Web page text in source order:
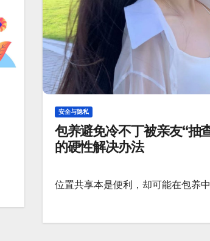
安全与隐私
包养避免冷不丁被亲友“抽
的硬性解决办法
位置共享本是便利，却可能在包养